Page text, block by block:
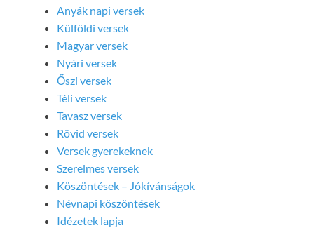
Anyák napi versek
Külföldi versek
Magyar versek
Nyári versek
Őszi versek
Téli versek
Tavasz versek
Rövid versek
Versek gyerekeknek
Szerelmes versek
Köszöntések – Jókívánságok
Névnapi köszöntések
Idézetek lapja